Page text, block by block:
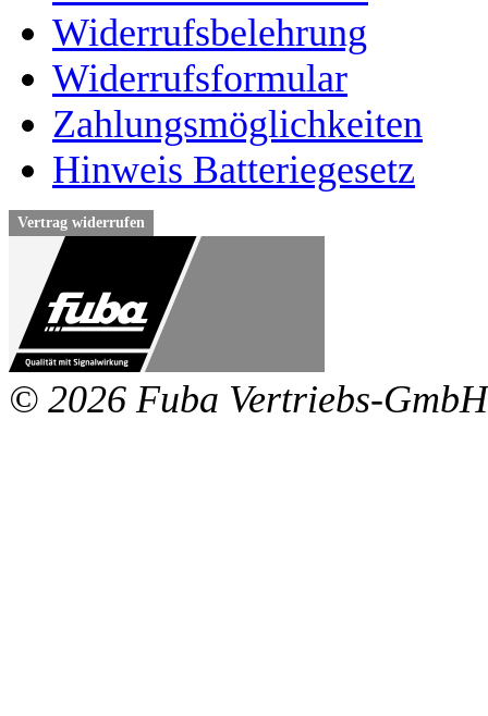
Widerrufsbelehrung
Widerrufsformular
Zahlungsmöglichkeiten
Hinweis Batteriegesetz
Vertrag widerrufen
© 2026 Fuba Vertriebs-GmbH